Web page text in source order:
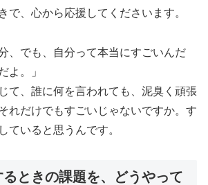
で、心から応援してくださいます。
、でも、自分って本当にすごいんだ
よ。」
て、誰に何を言われても、泥臭く頑張
れだけでもすごいじゃないですか。す
ていると思うんです。
るときの課題を、どうやって